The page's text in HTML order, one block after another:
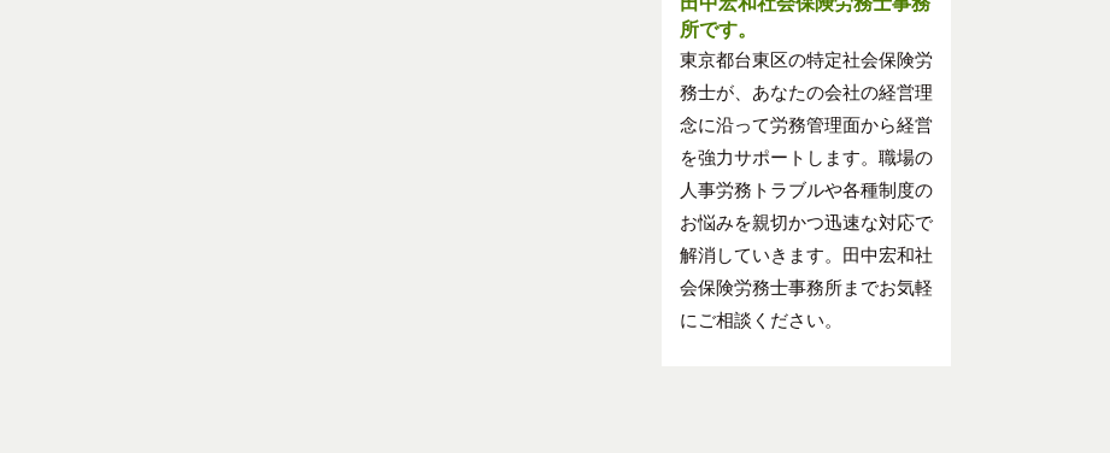
所です。
東京都台東区の特定社会保険労
務士が、あなたの会社の経営理
念に沿って労務管理面から経営
を強力サポートします。職場の
人事労務トラブルや各種制度の
お悩みを親切かつ迅速な対応で
解消していきます。田中宏和社
会保険労務士事務所までお気軽
にご相談ください。